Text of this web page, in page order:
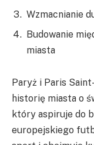
Wzmacnianie
Budowanie
miasta
Paryż i Paris
historię miasta o
który aspiruje do
europejskiego